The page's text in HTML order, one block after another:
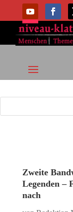
Zweite
Legenden –
nach